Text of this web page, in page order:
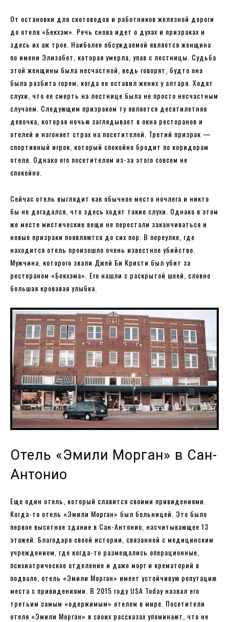
От остановки для скотоводов и работников железной дороги
до отеля «Бекхэм». Речь снова идет о духах и призраках и
здесь их аж трое. Наиболее обсуждаемой является женщина
по имени Элизабет, которая умерла, упав с лестницы. Судьба
этой женщины была несчастной, ведь говорят, будто она
была разбита горем, когда ее оставил жених у алтаря. Ходят
слухи, что ее смерть на лестнице была не просто несчастным
случаем. Следующим призраком ту является десятилетняя
девочка, которая ночью заглядывает в окна ресторанов и
отелей и нагоняет страх на посетителей. Третий призрак —
спортивный игрок, который спокойно бродит по коридорам
отеля. Однако его посетителям из-за этого совсем не
спокойно.
Сейчас отель выглядит как обычное место ночлега и никто
бы не догадался, что здесь ходят такие слухи. Однако в этом
же месте мистические вещи не перестали заканчиваться и
новые призраки появляются до сих пор. В переулке, где
находится отель произошло очень известное убийство.
Мужчина, которого звали Джей Би Кристи был убит за
рестораном «Бекхэма». Его нашли с раскрытой шеей, словно
большая кровавая улыбка.
Отель «Эмили Морган» в Сан-
Антонио
Еще один отель, который славится своими привидениями.
Когда-то отель «Эмили Морган» был больницей. Это было
первое высотное здание в Сан-Антонио, насчитывающее 13
этажей. Благодаря своей истории, связанной с медицинским
учреждением, где когда-то размещались операционные,
психиатрическое отделение и даже морг и крематорий в
подвале, отель «Эмили Морган» имеет устойчивую репутацию
места с привидениями. В 2015 году USA Today назвал его
третьим самым «одержимым» отелем в мире. Посетители
отеля «Эмили Морган» в своих рассказах упоминают, что не